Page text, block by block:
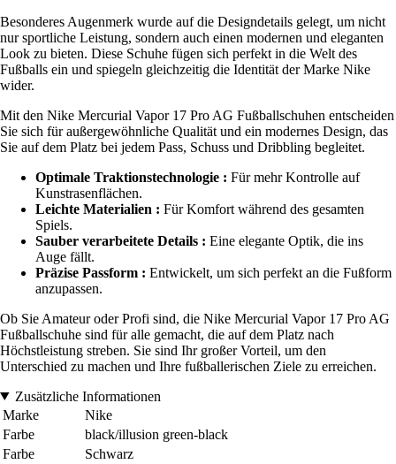
Besonderes Augenmerk wurde auf die Designdetails gelegt, um nicht
nur sportliche Leistung, sondern auch einen modernen und eleganten
Look zu bieten. Diese Schuhe fügen sich perfekt in die Welt des
Fußballs ein und spiegeln gleichzeitig die Identität der Marke Nike
wider.
Mit den Nike Mercurial Vapor 17 Pro AG Fußballschuhen entscheiden
Sie sich für außergewöhnliche Qualität und ein modernes Design, das
Sie auf dem Platz bei jedem Pass, Schuss und Dribbling begleitet.
Optimale Traktionstechnologie : Für mehr Kontrolle auf
Kunstrasenflächen.
Leichte Materialien : Für Komfort während des gesamten
Spiels.
Sauber verarbeitete Details : Eine elegante Optik, die ins
Auge fällt.
Präzise Passform : Entwickelt, um sich perfekt an die Fußform
anzupassen.
Ob Sie Amateur oder Profi sind, die Nike Mercurial Vapor 17 Pro AG
Fußballschuhe sind für alle gemacht, die auf dem Platz nach
Höchstleistung streben. Sie sind Ihr großer Vorteil, um den
Unterschied zu machen und Ihre fußballerischen Ziele zu erreichen.
Zusätzliche Informationen
Marke
Nike
Farbe
black/illusion green-black
Farbe
Schwarz